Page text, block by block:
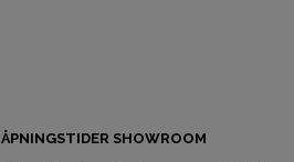
ÅPNINGSTIDER SHOWROOM